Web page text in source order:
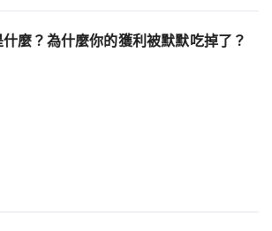
麼？為什麼你的獲利被默默吃掉了？